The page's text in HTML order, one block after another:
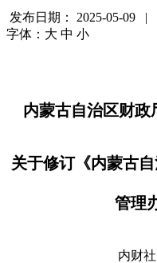
发布日期：
2025-05-09
字体： 大 中 小
内蒙古自治区财政
关于修订《内蒙古
管理
内财